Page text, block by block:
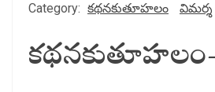
Category: కథనకుతూహలం విమర్శ